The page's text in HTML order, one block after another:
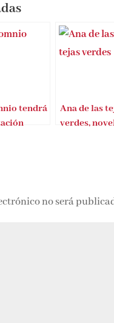
tendrá
Ana de las
verdes,
no será